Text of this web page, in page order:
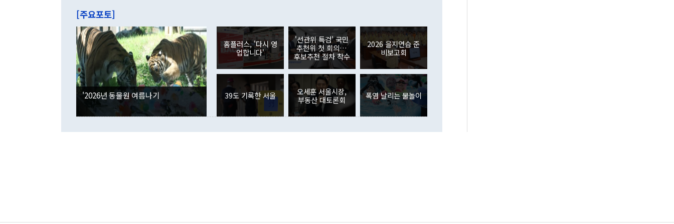
이 9월 러시아 블라디보스토크에서 열리는 '동방경제포럼(EEF)'을 언급하
며 "정부 차원에서 (참석을) 검토하고 있다"고 발언한 데 대해서도 조 장관
은 "그것은 외교부의 몫"이라며 "아직 거기까지 진도가 나가지 않았다"고
잘랐다. 정 장관이 이날 소개한 대북 구상과 설명은 정부 내 조율을 거치지
않았다는 점에서 문제가 있다. 특히 주적 표현 대체와 국호 사용, 9·19 군
사합의 복원, 4자회담 추진 등은 통일부 장관이 결정할 사안이 아니어서 월
권이라는 지적이 나오고 있다. 이 대통령은 정 장관의 업무보고를 듣고 난
뒤 "여기 업무보고에 발표했다고 승인난 건 아니다"라고 재차 확인했다. 정
부의 한 소식통은 "정 장관의 발언 내용은 대부분 국가안전보장회의(NSC)
를 거쳐 결정된 사안이 아닌 정 장관의 개인적 생각에 가깝다"며 "안보 관
련 부처 장관이 정부의 공식 정책이 아닌 사안을 추진하겠다고 업무보고를
하고 대통령의 면전에서 '국군통수권자가 나서야 한다'고 주장한 것은 심각
였던 올해 3월(369억9000만달러)을 넘어선 것이다. 직접투자에서는 내국
인의 해외투자가 80억1000만달러, 외국인의 국내투자가 46억3000만달러
각각 증가했다. 증권투자에서는 외국인의 국내 주식 매도세가 이어졌다. 외
국인의 국내 주식 투자는 차익실현 매도 등의 영향으로 316억1000만달러
감소하며 전월(-310억5000만달러)에 이어 역대 최대 순매도 기록을 다시
경신했다. 외국인의 국내 채권투자는 세계국채지수(WGBI) 자금 유입에도
분기 말 만기도래 영향으로 증가 폭이 줄어든 52억9000만달러를 기록했
다. 내국인의 해외 증권투자는 주식을 중심으로 35억6000만달러 증가했
다. eoyn2@newspim.com
[주요포토]
'2026년 동물원 여름나기
홈플러스, '다시 영
업합니다'
'선관위 특검' 국민
추천위 첫 회의…
후보추천 절차 착수
2026 을지연습 준
비보고회
39도 기록한 서울
오세훈 서울시장,
부동산 대토론회
폭염 날리는 물놀이